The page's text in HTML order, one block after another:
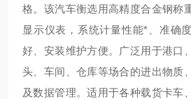
格。该汽车衡选用高精度合金钢称
显示仪表，系统计量性能*、准确
好、安装维护方便。广泛用于港口
头、车间、仓库等场合的进出物质
及数据管理。适用于各种载货卡车